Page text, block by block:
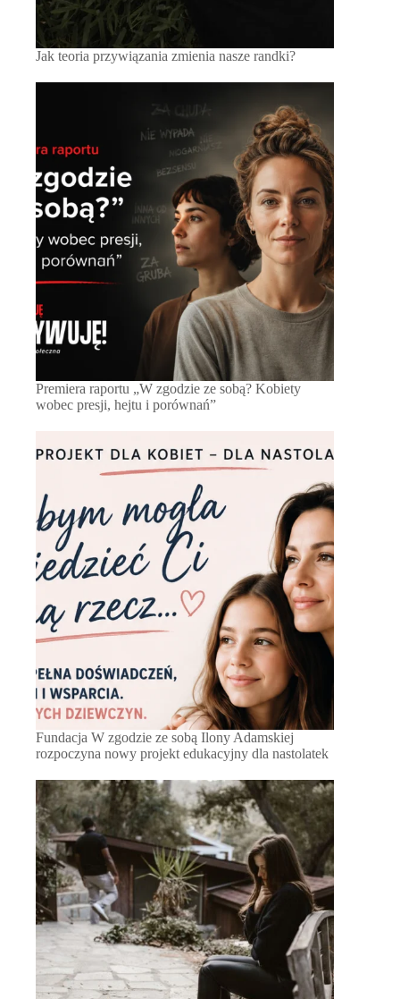
Jak teoria przywiązania zmienia nasze randki?
Premiera raportu „W zgodzie ze sobą? Kobiety
wobec presji, hejtu i porównań”
Fundacja W zgodzie ze sobą Ilony Adamskiej
rozpoczyna nowy projekt edukacyjny dla nastolatek